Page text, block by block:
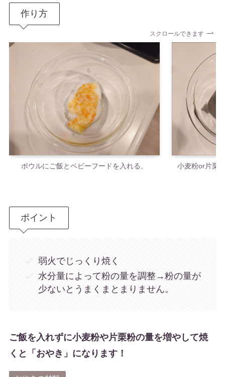
作り方
スクロールできます
ボウルにご飯とベビーフードを入れる。 小麦粉or片栗
ポイント
弱火でじっくり焼く
水分量によって粉の量を調整→粉の量が
少ないとうまくまとまりません。
ご飯を入れずに小麦粉や片栗粉の量を増やして焼
くと「おやき」になります！